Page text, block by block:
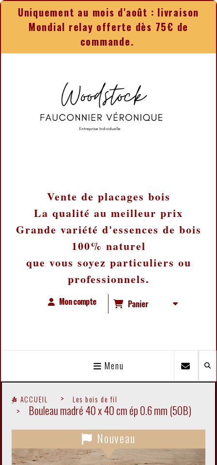
Uniquement au mois d'août : livraison
Mondial relay offerte dès 75€ de
commande.
Vente de placages bois
La qualité au meilleur prix
Grande variété d'essences de bois
100% naturel
que vous soyez particuliers ou
professionnels.
Mon compte Panier
Menu
ACCUEIL Les bois de fil
Bouleau madré 40 x 40 cm ép 0.6 mm (50B)
Nouveau
Panneau de gestion des cookies